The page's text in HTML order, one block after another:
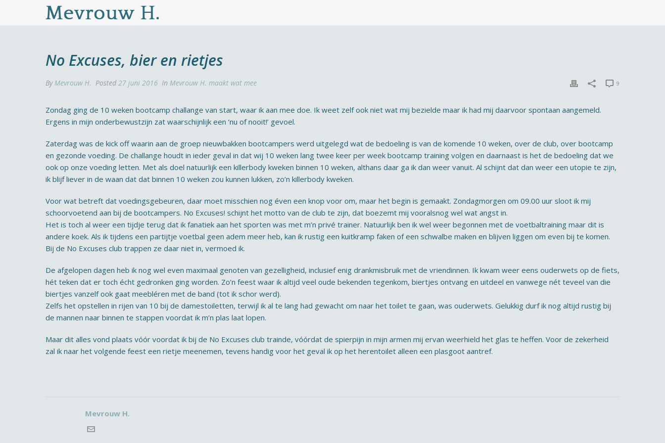
No Excuses, bier en rietjes
ByMevrouw H. Posted 27 juni 2016 In Mevrouw H. maakt wat mee 9
Zondag ging de 10 weken bootcamp challange van start, waar ik aan mee doe. Ik weet zelf ook niet wat mij bezielde maar ik had mij daarvoor spontaan aangemeld.
Ergens in mijn onderbewustzijn zat waarschijnlijk een ‘nu of nooit!’ gevoel.
Zaterdag was de kick off waarin aan de groep nieuwbakken bootcampers werd uitgelegd wat de bedoeling is van de komende 10 weken, over de club, over bootcamp
en gezonde voeding. De challange houdt in ieder geval in dat wij 10 weken lang twee keer per week bootcamp training volgen en daarnaast is het de bedoeling dat we
ook op onze voeding letten. Met als doel natuurlijk een killerbody kweken binnen 10 weken, althans daar ga ik dan weer vanuit. Al schijnt dat dan weer een utopie te zijn,
ik blijf liever in de waan dat dat binnen 10 weken zou kunnen lukken, zo’n killerbody kweken.
Voor wat betreft dat voedingsgebeuren, daar moet misschien nog éven een knop voor om, maar het begin is gemaakt. Zondagmorgen om 09.00 uur sloot ik mij
schoorvoetend aan bij de bootcampers. No Excuses! schijnt het motto van de club te zijn, dat boezemt mij vooralsnog wel wat angst in.
Het is toch al weer een tijdje terug dat ik fanatiek aan het sporten was met m’n privé trainer. Natuurlijk ben ik wel weer begonnen met de voetbaltraining maar dit is
andere koek. Als ik tijdens een partijtje voetbal geen adem meer heb, kan ik rustig een kuitkramp faken of een schwalbe maken en blijven liggen om even bij te komen.
Bij de No Excuses club trappen ze daar niet in, vermoed ik.
De afgelopen dagen heb ik nog wel even maximaal genoten van gezelligheid, inclusief enig drankmisbruik met de vriendinnen. Ik kwam weer eens ouderwets op de fiets,
hét teken dat er toch écht gedronken ging worden. Zo’n feest waar ik altijd veel oude bekenden tegenkom, biertjes ontvang en uitdeel en vanwege nét teveel van die
biertjes vanzelf ook gaat meebléren met de band (tot ik schor werd).
Zelfs het opstellen in rijen van 10 bij de damestoiletten, terwijl ik al te lang had gewacht om naar het toilet te gaan, was ouderwets. Gelukkig durf ik nog altijd rustig bij
de mannen naar binnen te stappen voordat ik m’n plas laat lopen.
Maar dit alles vond plaats vóór voordat ik bij de No Excuses club trainde, vóórdat de spierpijn in mijn armen mij ervan weerhield het glas te heffen. Voor de zekerheid
zal ik naar het volgende feest een rietje meenemen, tevens handig voor het geval ik op het herentoilet alleen een plasgoot aantref.
Mevrouw H.